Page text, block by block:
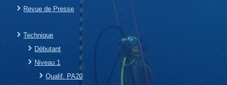
Revue de Presse
Technique
Débutant
Niveau 1
Qualif. PA20